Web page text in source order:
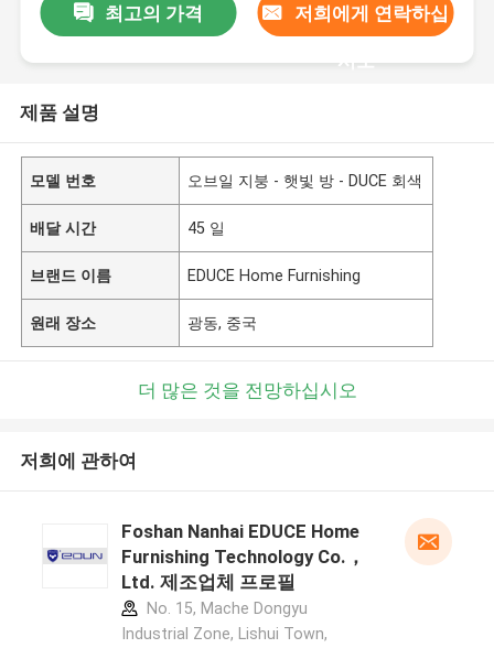
최고의 가격 저희에게 연락하십
시오
제품 설명
모델 번호 오브일 지붕 - 햇빛 방 - DUCE 회색
배달 시간 45 일
브랜드 이름 EDUCE Home Furnishing
원래 장소 광동, 중국
더 많은 것을 전망하십시오
저희에 관하여
Foshan Nanhai EDUCE Home
Furnishing Technology Co.，
Ltd. 제조업체 프로필
No. 15, Mache Dongyu
Industrial Zone, Lishui Town,